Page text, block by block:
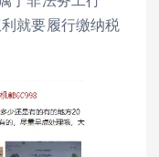
就要履行缴纳税